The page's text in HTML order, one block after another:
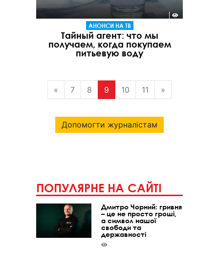
АНОНСИ НА ТВ
Тайный агент: что мы
получаем, когда покупаем
питьевую воду
« 7 8 9 10 11 »
Допомогти журналістам
ПОПУЛЯРНЕ НА САЙТІ
Дмитро Чорний: гривня
– це не просто гроші,
а символ нашої
свободи та
державності